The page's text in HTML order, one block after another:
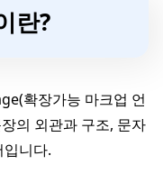
란?
확장가능 마크업 언
의 외관과 구조, 문자
니다.